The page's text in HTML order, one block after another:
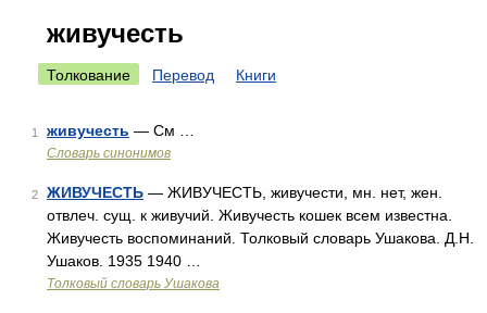
живучесть
Толкование Перевод Книги
1 живучесть — См …
Словарь синонимов
2 ЖИВУЧЕСТЬ — ЖИВУЧЕСТЬ, живучести, мн. нет, жен.
отвлеч. сущ. к живучий. Живучесть кошек всем известна.
Живучесть воспоминаний. Толковый словарь Ушакова. Д.Н.
Ушаков. 1935 1940 …
Толковый словарь Ушакова